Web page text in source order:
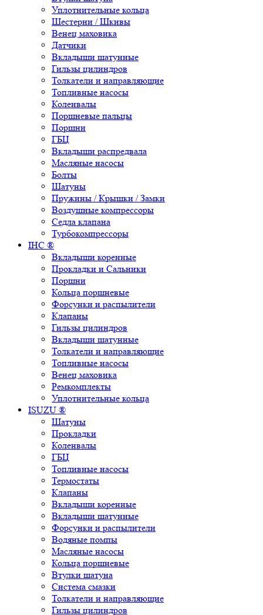
Уплотнительные кольца
Шестерни / Шкивы
Венец маховика
Датчики
Вкладыши шатунные
Гильзы цилиндров
Толкатели и направляющие
Топливные насосы
Коленвалы
Поршневые пальцы
Поршни
ГБЦ
Вкладыши распредвала
Масляные насосы
Болты
Шатуны
Пружины / Крышки / Замки
Воздушные компрессоры
Седла клапана
Турбокомпрессоры
IHC ®
Вкладыши коренные
Прокладки и Сальники
Поршни
Кольца поршневые
Форсунки и распылители
Клапаны
Гильзы цилиндров
Вкладыши шатунные
Толкатели и направляющие
Топливные насосы
Венец маховика
Ремкомплекты
Уплотнительные кольца
ISUZU ®
Шатуны
Прокладки
Коленвалы
ГБЦ
Топливные насосы
Термостаты
Клапаны
Вкладыши коренные
Вкладыши шатунные
Форсунки и распылители
Водяные помпы
Масляные насосы
Кольца поршневые
Втулки шатуна
Система смазки
Толкатели и направляющие
Гильзы цилиндров